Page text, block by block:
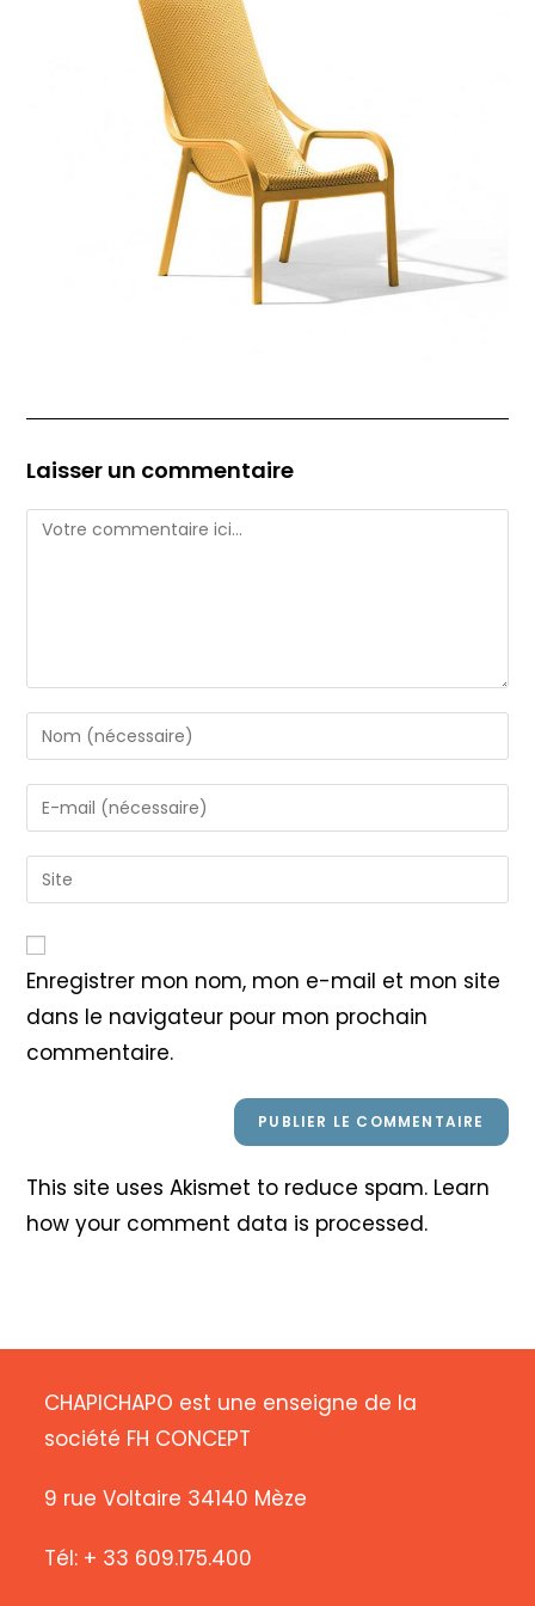
Laisser un commentaire
Comment
Enter
your
name
or
to
comment
Enter
your
email
address
Saisir
l’URL
votre
site
(facultatif)
Enregistrer mon nom, mon e-mail et mon site
dans le navigateur pour mon prochain
commentaire.
This site uses Akismet to reduce spam. Learn
how your comment data is processed.
CHAPICHAPO est une enseigne de la
société FH CONCEPT
9 rue Voltaire 34140 Mèze
Tél: + 33 609.175.400